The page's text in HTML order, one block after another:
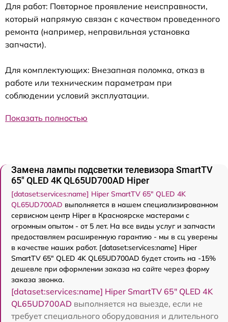
Для работ: Повторное проявление неисправности,
который напрямую связан с качеством проведенного
ремонта (например, неправильная установка
запчасти).
Для комплектующих: Внезапная поломка, отказ в
работе или техническим параметрам при
соблюдении условий эксплуатации.
Показать полностью
Замена лампы подсветки телевизора SmartTV
65" QLED 4K QL65UD700AD Hiper
[dataset:services:name] Hiper SmartTV 65" QLED 4K
QL65UD700AD выполняется в нашем специализированном
сервисном центр Hiper в Красноярске мастерами с
огромным опытом - от 5 лет. На все виды услуг и запчасти
предоставляем расширенную гарантию - мы в сц уверены
в качестве наших работ. [dataset:services:name] Hiper
SmartTV 65" QLED 4K QL65UD700AD будет стоить на -15%
дешевле при оформлении заказа на сайте через форму
заказа звонка.
[dataset:services:name] Hiper SmartTV 65" QLED 4K
QL65UD700AD выполняется на выезде, если не
требует специального оборудования и длительного